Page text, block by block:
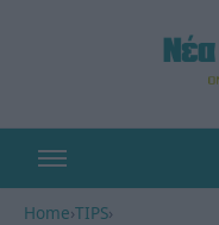
Home›TIPS›